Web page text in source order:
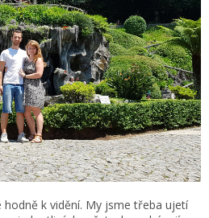
k vidění. My jsme třeba ujetí